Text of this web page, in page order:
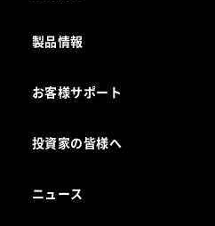
製品情報
電気・ガス別厨房機器
お客様サポート
アフターサービスお問合せ先
投資家の皆様へ
ニュース